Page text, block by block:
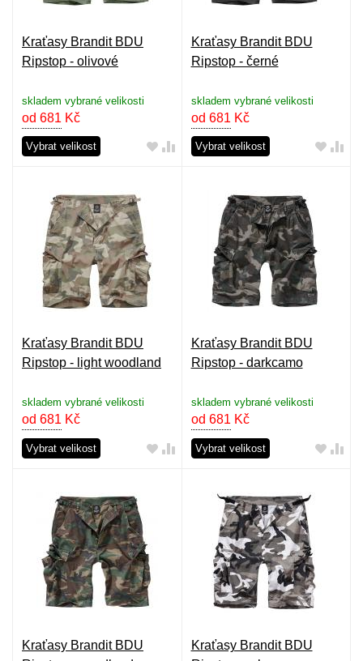
Kraťasy Brandit BDU
Ripstop - olivové
skladem vybrané velikosti
od 681 Kč
Vybrat velikost
Kraťasy Brandit BDU
Ripstop - černé
skladem vybrané velikosti
od 681 Kč
Vybrat velikost
Kraťasy Brandit BDU
Ripstop - light woodland
skladem vybrané velikosti
od 681 Kč
Vybrat velikost
Kraťasy Brandit BDU
Ripstop - darkcamo
skladem vybrané velikosti
od 681 Kč
Vybrat velikost
Kraťasy Brandit BDU
Kraťasy Brandit BDU